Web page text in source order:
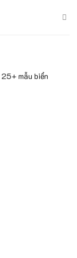
25+ mẫu biển